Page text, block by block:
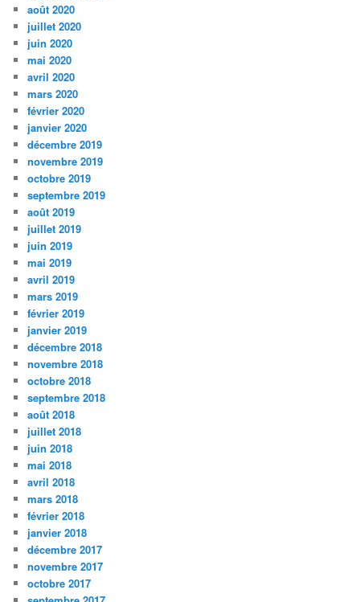
août 2020
juillet 2020
juin 2020
mai 2020
avril 2020
mars 2020
février 2020
janvier 2020
décembre 2019
novembre 2019
octobre 2019
septembre 2019
août 2019
juillet 2019
juin 2019
mai 2019
avril 2019
mars 2019
février 2019
janvier 2019
décembre 2018
novembre 2018
octobre 2018
septembre 2018
août 2018
juillet 2018
juin 2018
mai 2018
avril 2018
mars 2018
février 2018
janvier 2018
décembre 2017
novembre 2017
octobre 2017